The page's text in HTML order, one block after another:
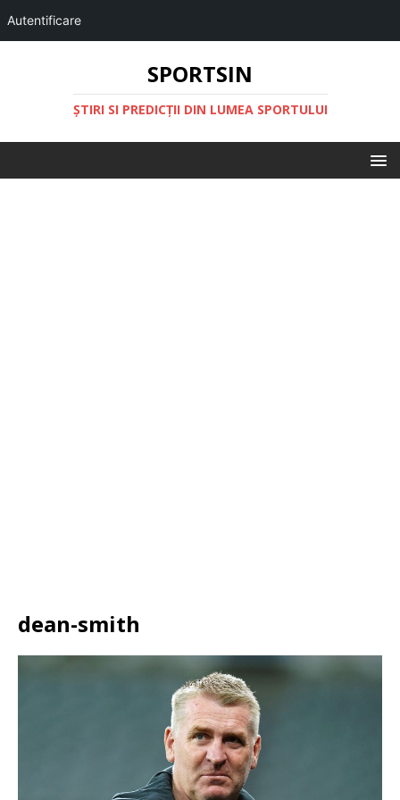
Autentificare
SPORTSIN
ŞTIRI SI PREDICŢII DIN LUMEA SPORTULUI
dean-smith